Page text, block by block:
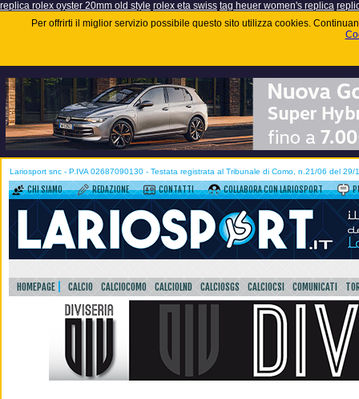
replica rolex oyster 20mm old style rolex eta swiss tag heuer women's replica
Per offrirti il miglior servizio possibile questo sito utilizza cookies.
Lariosport snc - P.IVA 02687090130 - Testata registrata al Tribunale di Como, n.21/06 del 29/
CHI SIAMO REDAZIONE CONTATTI COLLABORA CON LARIOSPORT
HOMEPAGE CALCIO CALCIOCOMO CALCIOLND CALCIOSGS CALCIOCSI COMUNICATI